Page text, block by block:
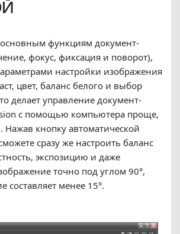
основным функциям документ-
фокус, фиксация и поворот),
настройки изображения
цвет, баланс белого и выбор
делает управление документ-
с помощью компьютера проще,
Нажав кнопку автоматической
сразу же настроить баланс
экспозицию и даже
точно под углом 90°,
составляет менее 15°.